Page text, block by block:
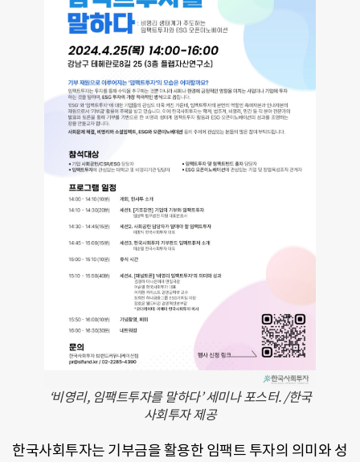
‘비영리, 임팩트투자를 말하다’ 세미나 포스터. /한국
사회투자 제공
한국사회투자는 기부금을 활용한 임팩트 투자의 의미와 성